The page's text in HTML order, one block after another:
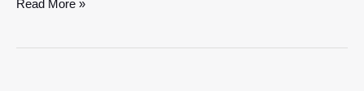
রাকসু
Read More »